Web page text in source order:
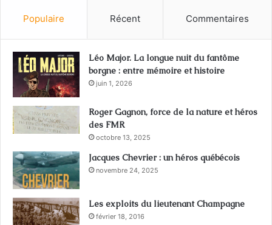
Populaire Récent Commentaires
Léo Major. La longue nuit du fantôme
borgne : entre mémoire et histoire
juin 1, 2026
Roger Gagnon, force de la nature et héros
des FMR
octobre 13, 2025
Jacques Chevrier : un héros québécois
novembre 24, 2025
Les exploits du lieutenant Champagne
février 18, 2016